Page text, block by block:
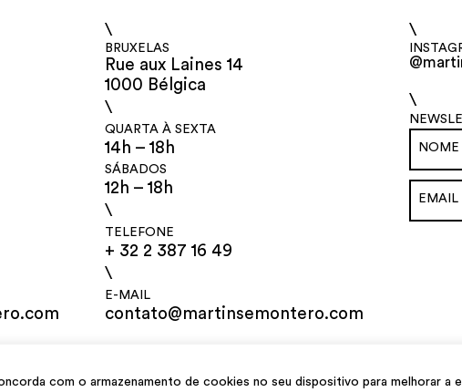
com o armazenamento de cookies no seu dispositivo para melhorar a
\
BRUXELAS
Rue aux Laines 14
1000 Bélgica
\
QUARTA À SEXTA
14h – 18h
SÁBADOS
12h – 18h
\
TELEFONE
+ 32 2 387 16 49
\
E-MAIL
contato@martinsemontero.com
\
\